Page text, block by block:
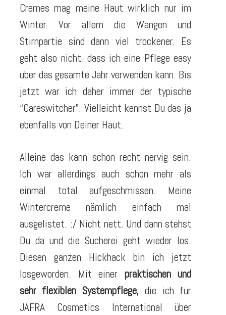
Cremes mag meine Haut wirklich nur im
Winter. Vor allem die Wangen und
Stirnpartie sind dann viel trockener. Es
geht also nicht, dass ich eine Pflege easy
über das gesamte Jahr verwenden kann. Bis
jetzt war ich daher immer der typische
“Careswitcher”. Vielleicht kennst Du das ja
ebenfalls von Deiner Haut.
Alleine das kann schon recht nervig sein.
Ich war allerdings auch schon mehr als
einmal total aufgeschmissen. Meine
Wintercreme nämlich einfach mal
ausgelistet. :/ Nicht nett. Und dann stehst
Du da und die Sucherei geht wieder los.
Diesen ganzen Hickhack bin ich jetzt
losgeworden. Mit einer praktischen und
sehr flexiblen Systempflege, die ich für
JAFRA Cosmetics International über